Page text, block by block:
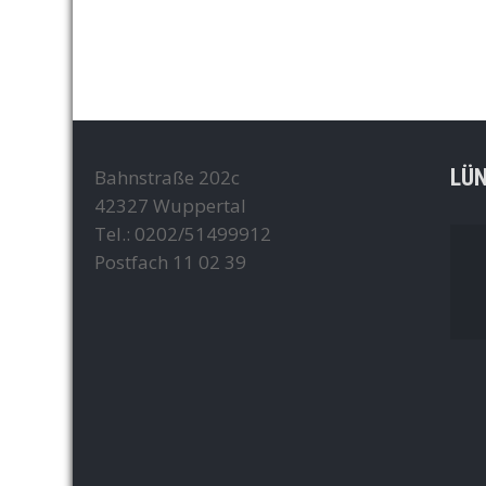
Bahnstraße 202c
42327 Wuppertal
Tel.: 0202/51499912
Postfach 11 02 39